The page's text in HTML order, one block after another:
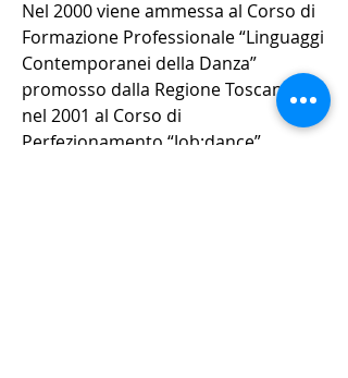
Nel 2000 viene ammessa al Corso di
Formazione Professionale “Linguaggi
Contemporanei della Danza”
promosso dalla Regione Toscana e
nel 2001 al Corso di
Perfezionamento “Job:dance”